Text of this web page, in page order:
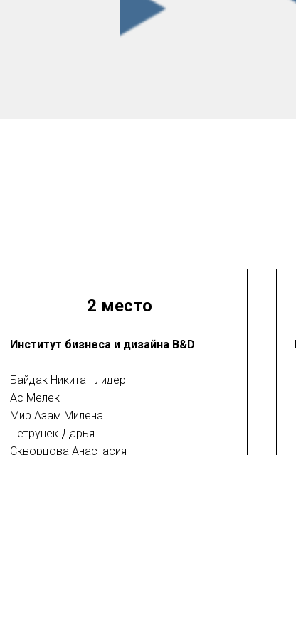
2 место
Институт бизнеса и дизайна B&D
Байдак Никита - лидер
Ас Мелек
Мир Азам Милена
Петрунек Дарья
Скворцова Анастасия